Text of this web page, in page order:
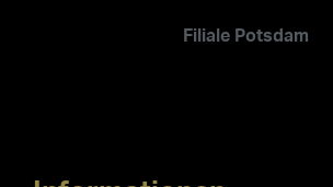
Filiale Potsdam